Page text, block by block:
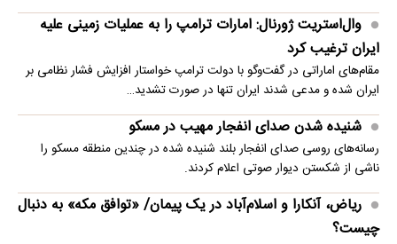
وال‌استریت ژورنال: امارات ترامپ را به عملیات زمینی علیه
ایران ترغیب کرد
مقام‌های اماراتی در گفت‌وگو با دولت ترامپ خواستار افزایش فشار نظامی بر
ایران شده و مدعی شدند ایران تنها در صورت تشدید…
شنیده شدن صدای انفجار مهیب در مسکو
رسانه‌های روسی صدای انفجار بلند شنیده شده در چندین منطقه مسکو را
ناشی از شکستن دیوار صوتی اعلام کردند.
ریاض، آنکارا و اسلام‌آباد در یک پیمان/ «توافق مکه» به دنبال
چیست؟